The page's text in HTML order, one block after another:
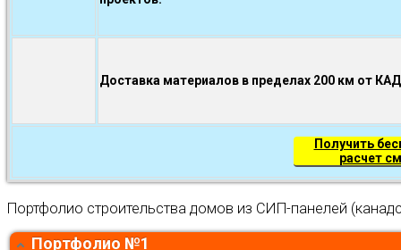
Доставка материалов в пределах 200 км от
Получить
расчет
Портфолио строительства домов из СИП-панелей
Портфолио №1